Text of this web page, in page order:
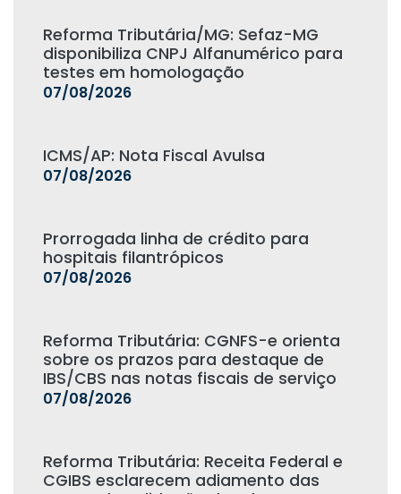
Reforma Tributária/MG: Sefaz-MG
disponibiliza CNPJ Alfanumérico para
testes em homologação
07/08/2026
ICMS/AP: Nota Fiscal Avulsa
07/08/2026
Prorrogada linha de crédito para
hospitais filantrópicos
07/08/2026
Reforma Tributária: CGNFS-e orienta
sobre os prazos para destaque de
IBS/CBS nas notas fiscais de serviço
07/08/2026
Reforma Tributária: Receita Federal e
CGIBS esclarecem adiamento das